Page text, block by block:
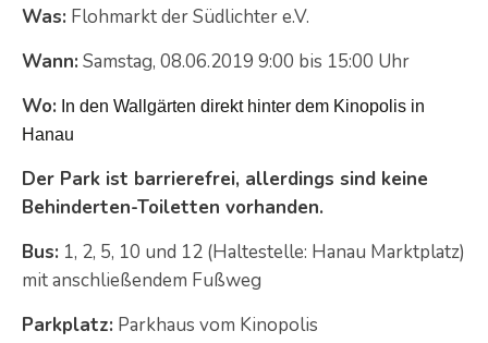
Was: Flohmarkt der Südlichter e.V.
Wann: Samstag, 08.06.2019 9:00 bis 15:00 Uhr
Wo: In den Wallgärten direkt hinter dem Kinopolis in
Hanau
Der Park ist barrierefrei, allerdings sind keine
Behinderten-Toiletten vorhanden.
Bus: 1, 2, 5, 10 und 12 (Haltestelle: Hanau Marktplatz)
mit anschließendem Fußweg
Parkplatz: Parkhaus vom Kinopolis